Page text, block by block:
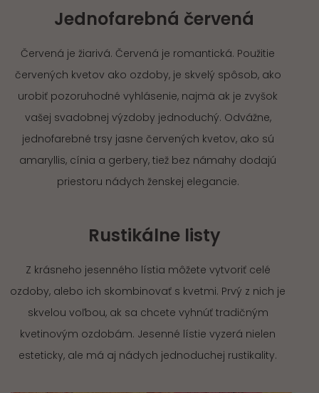
Jednofarebná červená
Červená je žiarivá. Červená je romantická. Použitie
červených kvetov ako ozdoby, je skvelý spôsob, ako
urobiť pozoruhodné vyhlásenie, najmä ak je zvyšok
vašej svadobnej výzdoby jednoduchý. Odvážne,
jednofarebné trsy jasne červených kvetov, ako sú
amaryllis, cínia a gerbery, tiež bez námahy dodajú
priestoru nádych ženskej elegancie.
Rustikálne listy
Z krásneho jesenného lístia môžete vytvoriť celé
ozdoby, alebo ich skombinovať s kvetmi. Prvý z nich je
skvelou voľbou, ak sa chcete vyhnúť tradičným
kvetinovým ozdobám. Jesenné lístie vyzerá nielen
esteticky, ale má aj nádych jednoduchej rustikality.